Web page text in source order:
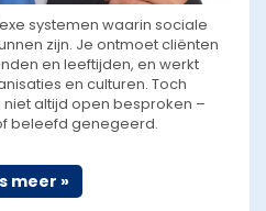
systemen waarin sociale
zijn. Je ontmoet cliënten
en leeftijden, en werkt
en culturen. Toch
altijd open besproken –
beleefd genegeerd.
meer »